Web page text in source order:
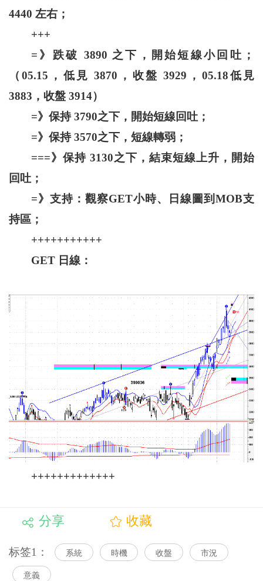
4440 左右；
+++
=》跌破 3890 之下，開始短線小回吐；
（05.15，低見 3870，收盤 3929，05.18低見
3883，收盤 3914）
=》保持 3790之下，開始短線回吐；
=》保持 3570之下，短線轉弱；
===》保持 3130之下，結束短線上升，開始
回吐；
=》支持：觀察GET小時、日線圖到MOB支
持區；
+++++++++++
GET 日線：
+++++++++++++
分享 收藏
标签1： 系統 時機 收盤 市況
意義